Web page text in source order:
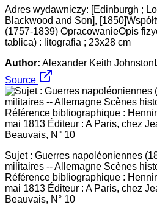
Adres wydawniczy: [Edinburgh ;
Blackwood and Son],
(1757-1839) OpracowanieOpis
tablica) : litografia ; 23x28 cm
Author: Alexander Keith Johnston
Source
Sujet : Guerres napoléoniennes
militaires -- Allemagne Scènes
Référence bibliographique :
mai 1813 Éditeur : A Paris, chez
Beauvais, N° 10